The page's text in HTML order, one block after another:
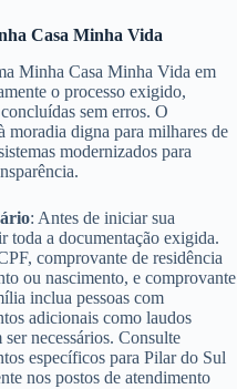
Casa Minha Vida
Minha Casa Minha Vida em
o processo exigido,
sem erros. O
moradia digna para milhares de
modernizados para
: Antes de iniciar sua
toda a documentação exigida.
comprovante de residência
ou nascimento, e comprovante
inclua pessoas com
adicionais como laudos
necessários. Consulte
específicos para Pilar do Sul
nos postos de atendimento